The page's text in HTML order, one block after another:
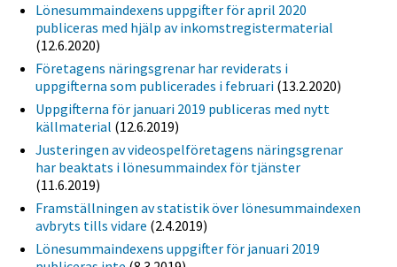
Lönesummaindexens uppgifter för april 2020
publiceras med hjälp av inkomstregistermaterial
(12.6.2020)
Företagens näringsgrenar har reviderats i
uppgifterna som publicerades i februari (13.2.2020)
Uppgifterna för januari 2019 publiceras med nytt
källmaterial (12.6.2019)
Justeringen av videospelföretagens näringsgrenar
har beaktats i lönesummaindex för tjänster
(11.6.2019)
Framställningen av statistik över lönesummaindexen
avbryts tills vidare (2.4.2019)
Lönesummaindexens uppgifter för januari 2019